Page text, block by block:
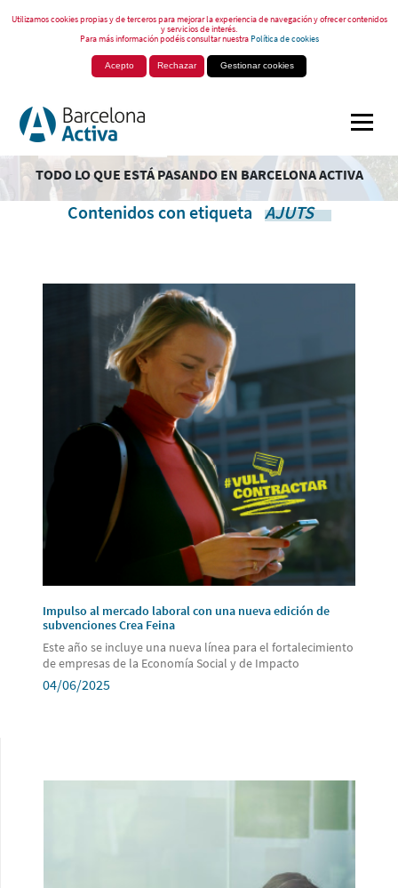
Utilizamos cookies propias y de terceros para mejorar la experiencia de navegación y ofrecer contenidos
y servicios de interés.
Para más información podéis consultar nuestraPolítica de cookies
Acepto Rechazar Gestionar cookies
TODO LO QUE ESTÁ PASANDO EN BARCELONA ACTIVA
Contenidos con etiqueta AJUTS .
Impulso al mercado laboral con una nueva edición de
subvenciones Crea Feina
Este año se incluye una nueva línea para el fortalecimiento
de empresas de la Economía Social y de Impacto
04/06/2025